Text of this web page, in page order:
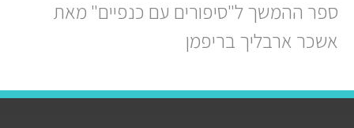
ספר ההמשך ל"סיפורים עם כנפיים" מאת
אשכר ארבליך בריפמן